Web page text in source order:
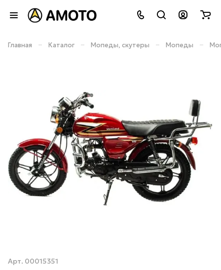
Главная – Каталог – Мопеды, скутеры – Мопеды –
Арт. 00015351